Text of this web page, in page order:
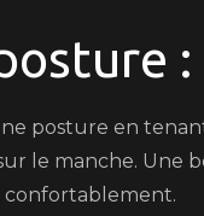
:
posture en
le manche. Une
confortablement.